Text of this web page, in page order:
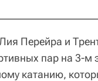
Перейра и
пар на 3-м
катанию,